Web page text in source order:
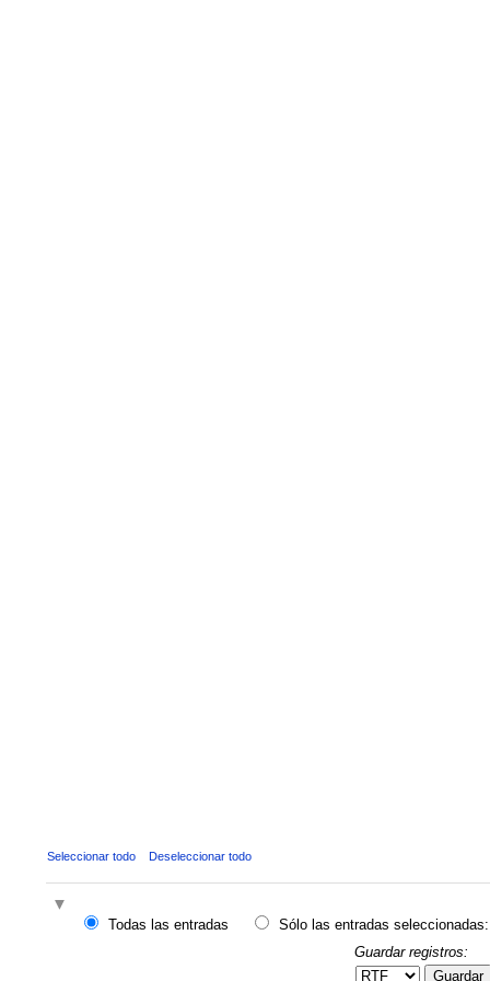
Seleccionar todo Deseleccionar todo
Todas las entradas
Sólo las entradas seleccionadas:
Guardar registros:
Guardar